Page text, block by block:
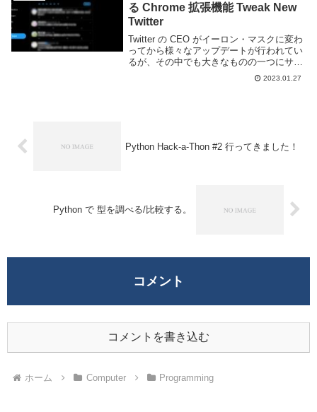
る Chrome 拡張機能 Tweak New
Twitter
Twitter の CEO がイーロン・マスクに変わ
ってから様々なアップデートが行われてい
るが、その中でも大きなものの一つにサー
ドパーティ製 Twitter クライアントの制限
がある。これにより非公式クライアントが
2023.01.27
Python Hack-a-Thon #2 行ってきました！
Python で 型を調べる/比較する。
コメント
コメントを書き込む
ホーム Computer Programming